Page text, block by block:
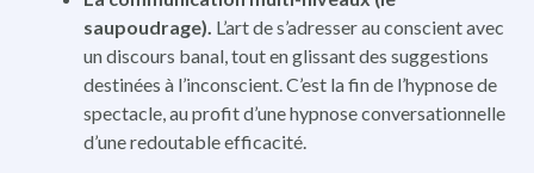
saupoudrage). L’art de s’adresser au conscient avec
un discours banal, tout en glissant des suggestions
destinées à l’inconscient. C’est la fin de l’hypnose de
spectacle, au profit d’une hypnose conversationnelle
d’une redoutable efficacité.